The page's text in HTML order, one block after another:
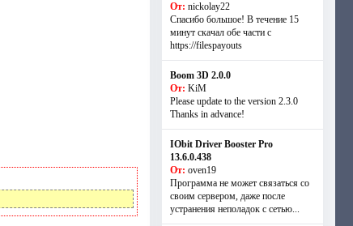
От: nickolay22
Спасибо большое! В течение 15
минут скачал обе части с
https://filespayouts
Boom 3D 2.0.0
От: KiM
Please update to the version 2.3.0
Thanks in advance!
IObit Driver Booster Pro
13.6.0.438
От: oven19
Программа не может связаться со
своим сервером, даже после
устранения неполадок с сетью...